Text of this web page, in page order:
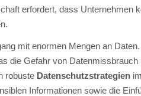
erfordert, dass Unternehmen
mit enormen Mengen an
die Gefahr von
robuste Datenschutzstrategien
Informationen sowie die